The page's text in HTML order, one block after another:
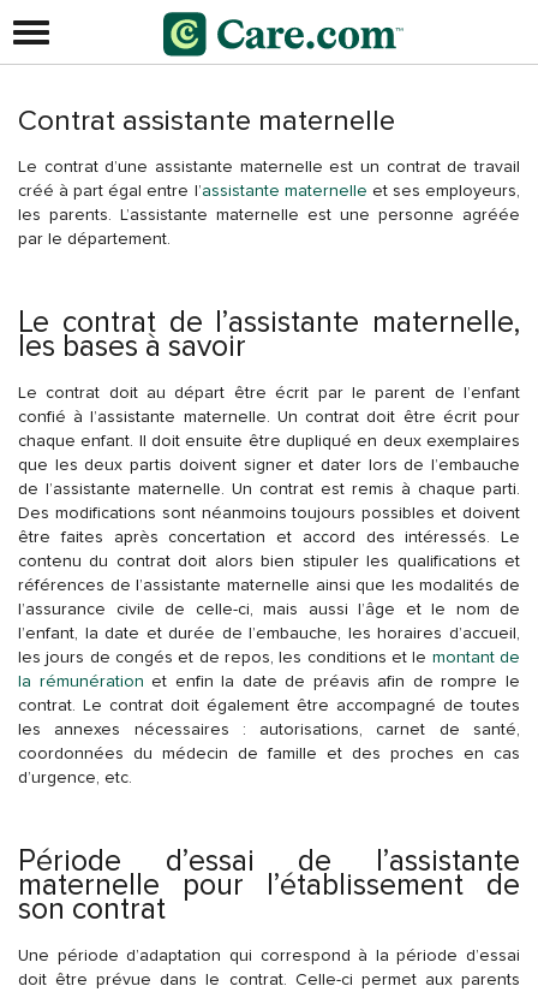
Contrat assistante maternelle
Le contrat d’une assistante maternelle est un contrat de travail
créé à part égal entre l’assistante maternelle et ses employeurs,
les parents. L’assistante maternelle est une personne agréée
par le département.
Le contrat de l’assistante maternelle,
les bases à savoir
Le contrat doit au départ être écrit par le parent de l’enfant
confié à l’assistante maternelle. Un contrat doit être écrit pour
chaque enfant. Il doit ensuite être dupliqué en deux exemplaires
que les deux partis doivent signer et dater lors de l’embauche
de l’assistante maternelle. Un contrat est remis à chaque parti.
Des modifications sont néanmoins toujours possibles et doivent
être faites après concertation et accord des intéressés. Le
contenu du contrat doit alors bien stipuler les qualifications et
références de l’assistante maternelle ainsi que les modalités de
l’assurance civile de celle-ci, mais aussi l’âge et le nom de
l’enfant, la date et durée de l’embauche, les horaires d’accueil,
les jours de congés et de repos, les conditions et le montant de
la rémunération et enfin la date de préavis afin de rompre le
contrat. Le contrat doit également être accompagné de toutes
les annexes nécessaires : autorisations, carnet de santé,
coordonnées du médecin de famille et des proches en cas
d’urgence, etc.
Période d’essai de l’assistante
maternelle pour l’établissement de
son contrat
Une période d’adaptation qui correspond à lapériode d’essai
doit être prévue dans le contrat. Celle-ci permet aux parents